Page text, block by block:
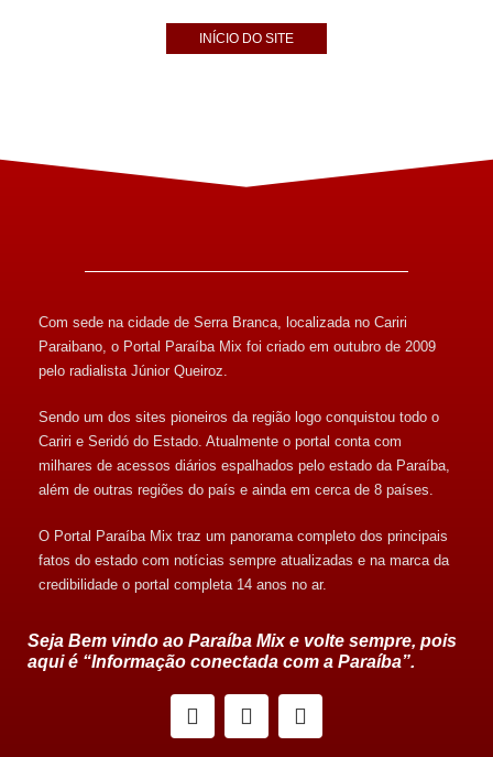
INÍCIO DO SITE
Com sede na cidade de Serra Branca, localizada no Cariri
Paraibano, o Portal Paraíba Mix foi criado em outubro de 2009
pelo radialista Júnior Queiroz.
Sendo um dos sites pioneiros da região logo conquistou todo o
Cariri e Seridó do Estado. Atualmente o portal conta com
milhares de acessos diários espalhados pelo estado da Paraíba,
além de outras regiões do país e ainda em cerca de 8 países.
O Portal Paraíba Mix traz um panorama completo dos principais
fatos do estado com notícias sempre atualizadas e na marca da
credibilidade o portal completa 14 anos no ar.
Seja Bem vindo ao Paraíba Mix e volte sempre, pois
aqui é “Informação conectada com a Paraíba”.